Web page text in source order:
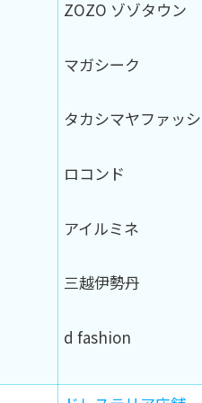
ZOZO ゾゾタウン
マガシーク
タカシマヤファッ
ロコンド
アイルミネ
三越伊勢丹
d fashion